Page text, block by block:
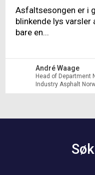
Asfaltsesongen er i
blinkende lys varsler
bare en...
André Waage
Head of Department
Industry Asphalt